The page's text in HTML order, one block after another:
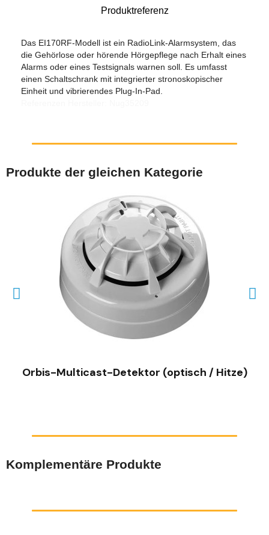
Produktreferenz
Das EI170RF-Modell ist ein RadioLink-Alarmsystem, das
die Gehörlose oder hörende Hörgepflege nach Erhalt eines
Alarms oder eines Testsignals warnen soll. Es umfasst
einen Schaltschrank mit integrierter stronoskopischer
Einheit und vibrierendes Plug-In-Pad.
Produkte der gleichen Kategorie
SCHNELLANSICHT
Orbis-Multicast-Detektor (optisch / Hitze)
Komplementäre Produkte